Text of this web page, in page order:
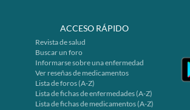
ACCESO RÁPIDO
Revista de salud
Buscar un foro
Informarse sobre una enfermedad
Ver reseñas de medicamentos
Lista de foros (A-Z)
Lista de fichas de enfermedades (A-Z)
Lista de fichas de medicamentos (A-Z)